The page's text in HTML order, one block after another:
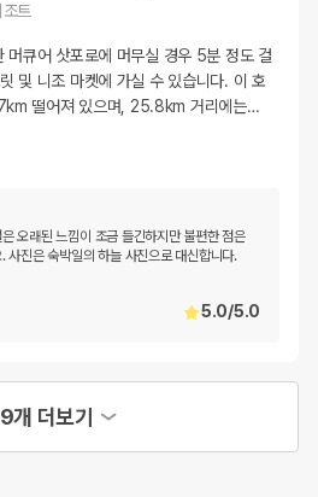
트
머큐어 삿포로에 머무실 경우 5분 정도 걸
및 니조 마켓에 가실 수 있습니다. 이 호
떨어져 있으며, 25.8km 거리에는…
오래된 느낌이 조금 들긴하지만 불편한 점은
사진은 숙박일의 하늘 사진으로 대신합니다.
5.0/5.0
개 더보기